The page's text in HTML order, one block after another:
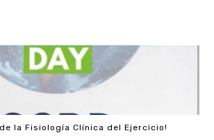
de la Fisiología Clínica del Ejercicio!